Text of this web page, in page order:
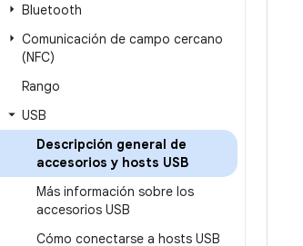
Bluetooth
Comunicación de campo cercano
(NFC)
Rango
USB
Descripción general de
accesorios y hosts USB
Más información sobre los
accesorios USB
Cómo conectarse a hosts USB